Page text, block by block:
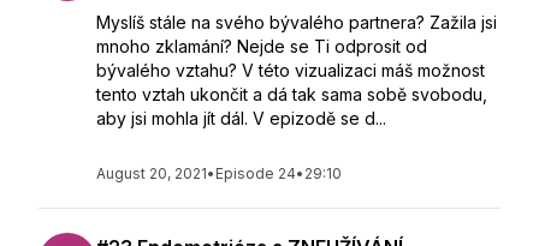
Myslíš stále na svého bývalého partnera? Zažila jsi
mnoho zklamání? Nejde se Ti odprosit od
bývalého vztahu? V této vizualizaci máš možnost
tento vztah ukončit a dá tak sama sobě svobodu,
aby jsi mohla jít dál. V epizodě se d...
August 20, 2021• Episode 24• 29:10